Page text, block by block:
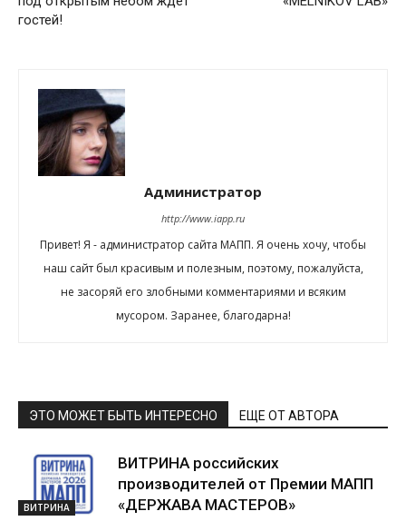
гостей!
Администратор
http://www.iapp.ru
Привет! Я - администратор сайта МАПП. Я очень хочу, чтобы
наш сайт был красивым и полезным, поэтому, пожалуйста,
не засоряй его злобными комментариями и всяким
мусором. Заранее, благодарна!
ЭТО МОЖЕТ БЫТЬ ИНТЕРЕСНО ЕЩЕ ОТ АВТОРА
ВИТРИНА
ВИТРИНА российских
производителей от Премии МАПП
«ДЕРЖАВА МАСТЕРОВ»